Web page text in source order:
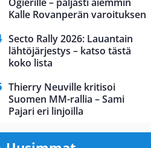
Kalle Rovanperän varoituksen
Secto Rally 2026: Lauantain
lähtöjärjestys – katso tästä
koko lista
Thierry Neuville kritisoi
Suomen MM-rallia – Sami
Pajari eri linjoilla